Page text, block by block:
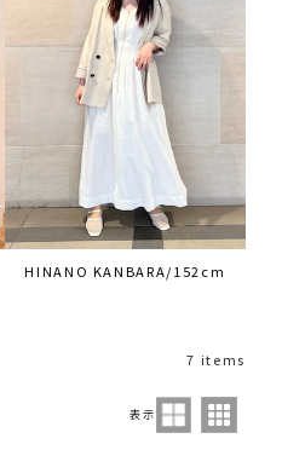
HINANO KANBARA/152cm
7 items
表示